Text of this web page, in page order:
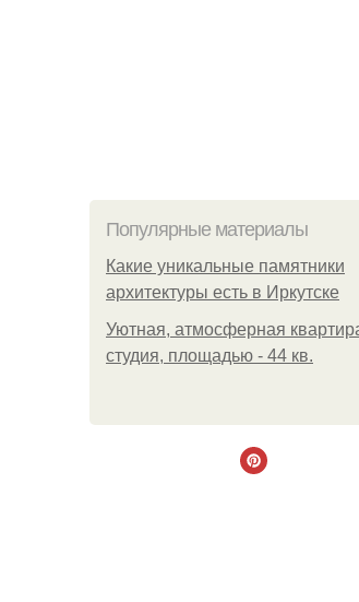
Популярные материалы
Какие уникальные памятники
архитектуры есть в Иркутске
Уютная, атмосферная
студия, площадью - 44 кв.